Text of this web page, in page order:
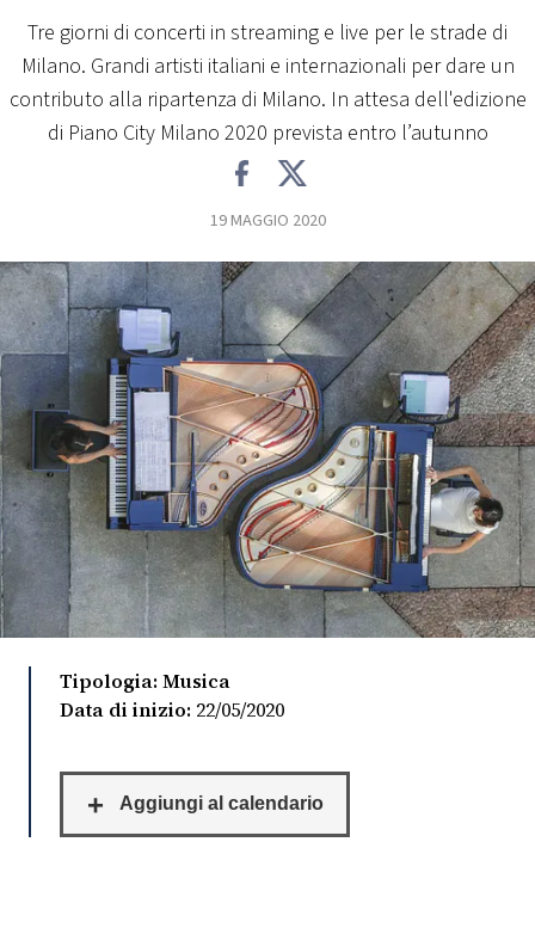
PLAYLIST
NEWS
EVENTI
VIDEO
TV
PRINCIPATO
DI
MONACO
RMC
Tre giorni di concerti in streaming e live per le strade di
Milano. Grandi artisti italiani e internazionali per dare un
contributo alla ripartenza di Milano. In attesa dell'edizione
di Piano City Milano 2020 prevista entro l’autunno
19 MAGGIO 2020
Tipologia: Musica
Data di inizio: 22/05/2020